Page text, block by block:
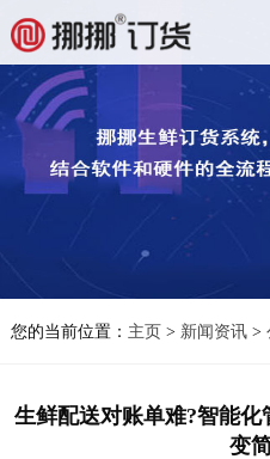
您的当前位置： 主页 > 新闻资讯>
生鲜配送对账单难?智能
变